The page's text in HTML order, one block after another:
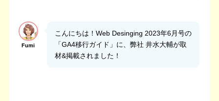
Fumi
こんにちは！Web Desinging 2023年6月号の
「GA4移行ガイド」に、弊社 井水大輔が取
材&掲載されました！